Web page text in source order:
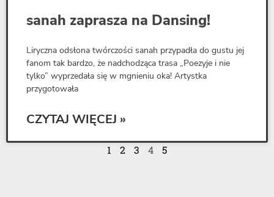
sanah zaprasza na Dansing!
Liryczna odsłona twórczości sanah przypadła do gustu jej
fanom tak bardzo, że nadchodząca trasa „Poezyje i nie
tylko” wyprzedała się w mgnieniu oka! Artystka
przygotowała
CZYTAJ WIĘCEJ »
1 2 3 4 5